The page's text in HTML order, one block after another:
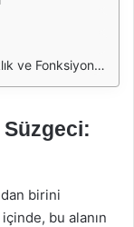
ve Fonksiyonellik
Süzgeci:
birini
bu alanın